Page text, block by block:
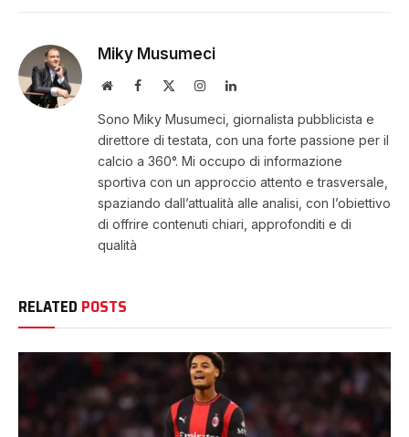
Miky Musumeci
WebsiteFacebook InstagramLinkedIn
Sono Miky Musumeci, giornalista pubblicista e
direttore di testata, con una forte passione per il
calcio a 360°. Mi occupo di informazione
sportiva con un approccio attento e trasversale,
spaziando dall’attualità alle analisi, con l’obiettivo
di offrire contenuti chiari, approfonditi e di
qualità
RELATED POSTS